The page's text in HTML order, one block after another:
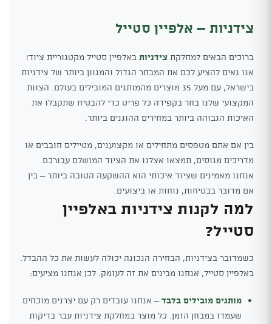
צידניות – אלפיין סטייל
ברוכים הבאים למחלקת צידניות באלפיין סטייל מקטגוריית ציוד!
אנו גאים להציע לכם את המבחר הגדול והמגוון ביותר של צידניות
בישראל, עם מעל 35 מוצרים מהמותגים המובילים בעולם. הצוות
המקצועי שלנו בחר בקפידה כל פריט כדי להבטיח שתקבלו את
האיכות הגבוהה ביותר במחירים ההוגנים ביותר.
בין אם אתם מטפסים מתחילים או מקצוענים, מטיילים חובבים או
מדריכים מנוסים, תמצאו אצלנו את הציוד המושלם עבורכם.
אנחנו מאמינים שציוד איכותי הוא ההשקעה הטובה ביותר – בין
אם מדובר בבטיחות, נוחות או ביצועים.
למה לקנות צידניות באלפיין
סטייל?
כשמדובר בצידניות, הבחירה הנכונה יכולה לעשות את כל ההבדל.
באלפיין סטייל, אנחנו מבינים את זה לעומק. לכן אנחנו מציעים:
מותגים מובילים בלבד– אנחנו עובדים רק עם יצרנים מוכחים
שעמדו במבחן הזמן. כל מוצר במחלקת צידניות עבר בדיקות